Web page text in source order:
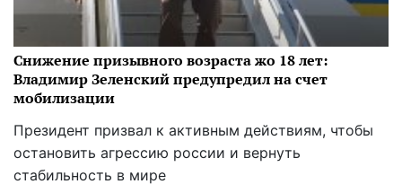
Снижение призывного возраста жо 18 лет:
Владимир Зеленский предупредил на счет
мобилизации
Президент призвал к активным действиям, чтобы
остановить агрессию россии и вернуть
стабильность в мире